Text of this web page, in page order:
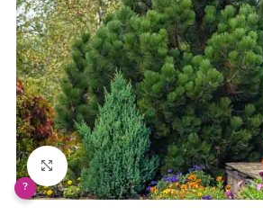
Klikněte pro zvětšení
?